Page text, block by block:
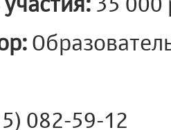
082-59-12